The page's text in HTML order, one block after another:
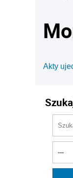
Akty